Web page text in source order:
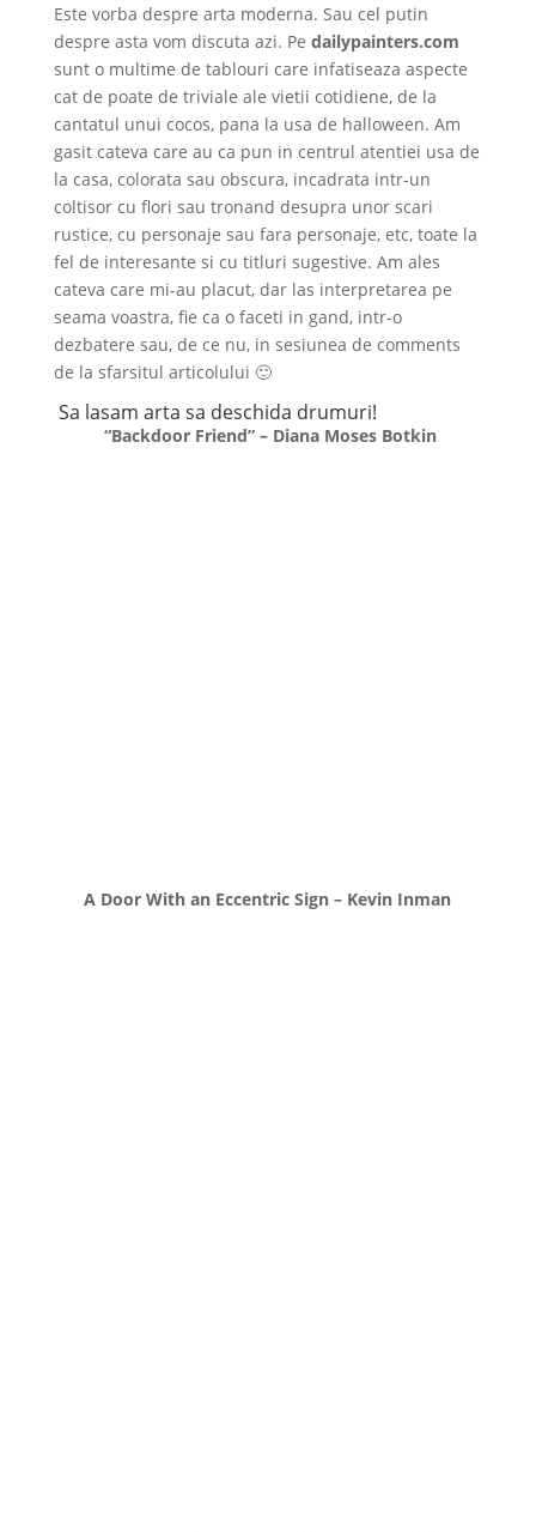
Este vorba despre arta moderna. Sau cel putin
despre asta vom discuta azi. Pe dailypainters.com
sunt o multime de tablouri care infatiseaza aspecte
cat de poate de triviale ale vietii cotidiene, de la
cantatul unui cocos, pana la usa de halloween. Am
gasit cateva care au ca pun in centrul atentiei usa de
la casa, colorata sau obscura, incadrata intr-un
coltisor cu flori sau tronand desupra unor scari
rustice, cu personaje sau fara personaje, etc, toate la
fel de interesante si cu titluri sugestive. Am ales
cateva care mi-au placut, dar las interpretarea pe
seama voastra, fie ca o faceti in gand, intr-o
dezbatere sau, de ce nu, in sesiunea de comments
de la sfarsitul articolului 🙂
Sa lasam arta sa deschida drumuri!
“Backdoor Friend” – Diana Moses Botkin
A Door With an Eccentric Sign – Kevin Inman